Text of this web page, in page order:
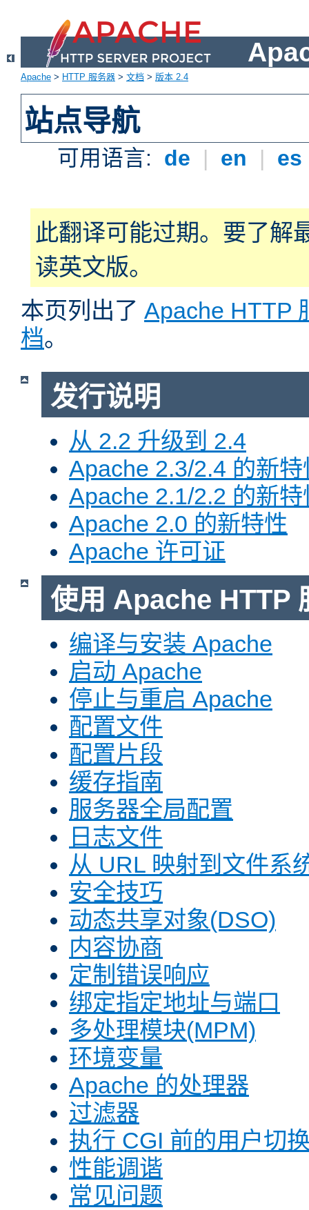
Apache > HTTP 服务器 > 文档 > 版本 2.4
站点导航
可用语言: de | en | es
此翻译可能过期。要了解
读英文版。
本页列出了 Apache HTTP
档。
发行说明
从 2.2 升级到 2.4
Apache 2.3/2.4 的新特
Apache 2.1/2.2 的新特
Apache 2.0 的新特性
Apache 许可证
使用 Apache HTTP
编译与安装 Apache
启动 Apache
停止与重启 Apache
配置文件
配置片段
缓存指南
服务器全局配置
日志文件
从 URL 映射到文件系
安全技巧
动态共享对象(DSO)
内容协商
定制错误响应
绑定指定地址与端口
多处理模块(MPM)
环境变量
Apache 的处理器
过滤器
执行 CGI 前的用户切
性能调谐
常见问题